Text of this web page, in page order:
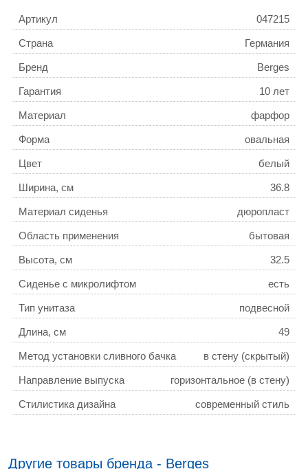
Артикул 047215
Страна Германия
Бренд Berges
Гарантия 10 лет
Материал фарфор
Форма овальная
Цвет белый
Ширина, см 36.8
Материал сиденья дюропласт
Область применения бытовая
Высота, см 32.5
Сиденье с микролифтом есть
Тип унитаза подвесной
Длина, см 49
Метод установки сливного бачка в стену (скрытый)
Направление выпуска горизонтальное (в стену)
Стилистика дизайна современный стиль
Другие товары бренда - Berges